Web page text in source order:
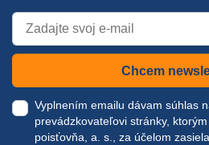
Chcem
Vyplnením emailu dávam súhlas
prevádzkovateľovi stránky,
poisťovňa, a. s., za účelom